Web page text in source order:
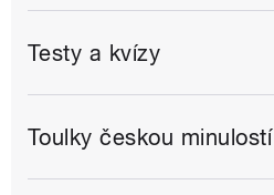
Testy a kvízy
Toulky českou minulostí